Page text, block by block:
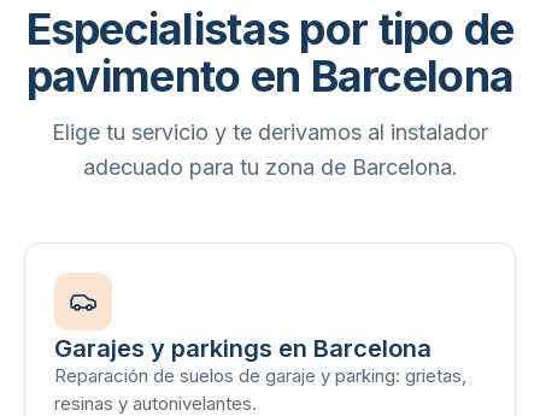
Especialistas por tipo de
pavimento en Barcelona
Elige tu servicio y te derivamos al instalador
adecuado para tu zona de Barcelona.
Garajes y parkings en Barcelona
Reparación de suelos de garaje y parking: grietas,
resinas y autonivelantes.